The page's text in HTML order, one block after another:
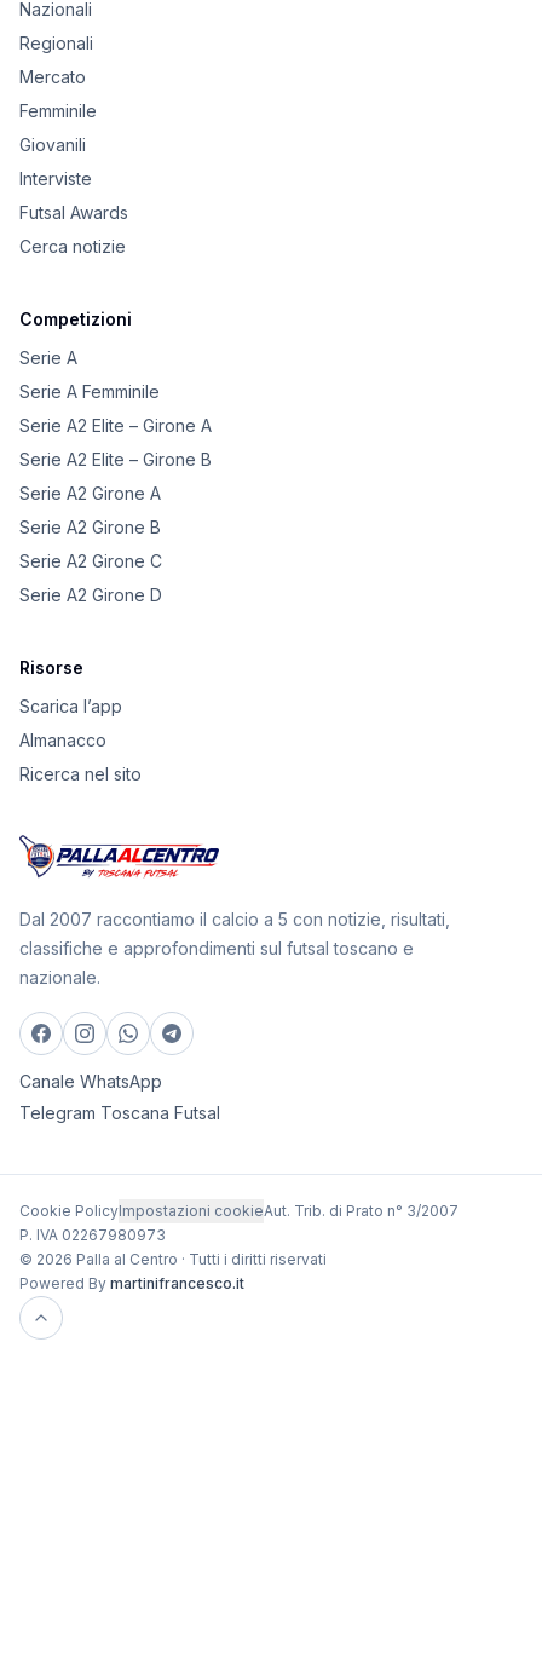
Nazionali
Regionali
Mercato
Femminile
Giovanili
Interviste
Futsal Awards
Cerca notizie
Competizioni
Serie A
Serie A Femminile
Serie A2 Elite – Girone A
Serie A2 Elite – Girone B
Serie A2 Girone A
Serie A2 Girone B
Serie A2 Girone C
Serie A2 Girone D
Risorse
Scarica l’app
Almanacco
Ricerca nel sito
Dal 2007 raccontiamo il calcio a 5 con notizie, risultati,
classifiche e approfondimenti sul futsal toscano e
nazionale.
Canale WhatsApp
Telegram Toscana Futsal
Cookie PolicyImpostazioni cookieAut. Trib. di Prato n° 3/2007
P. IVA 02267980973
© 2026 Palla al Centro · Tutti i diritti riservati
Powered By martinifrancesco.it